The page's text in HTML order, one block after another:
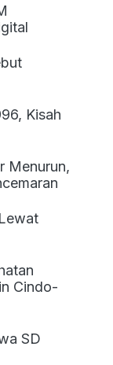
Kisah
Menurun,
Cindo-
SD